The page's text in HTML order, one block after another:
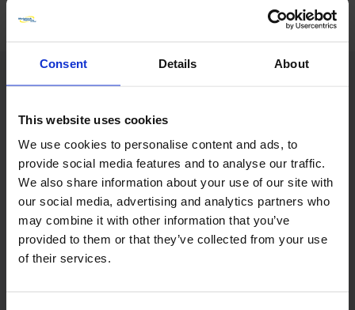
Consent Details About
This website uses cookies
We use cookies to personalise content and ads, to
provide social media features and to analyse our traffic.
We also share information about your use of our site with
our social media, advertising and analytics partners who
may combine it with other information that you’ve
provided to them or that they’ve collected from your use
of their services.
METALOCK IN ACTIE